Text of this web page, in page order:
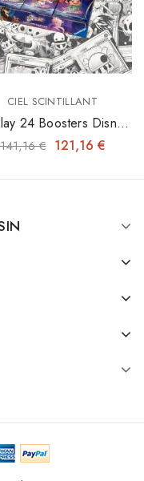
CIEL SCINTILLANT
24 Boosters Disney
Ciel Scintillant
141,16 € 121,16 €